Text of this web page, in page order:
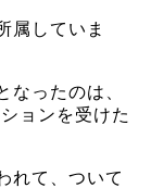
属していま
なったのは、
ョンを受けた
れて、ついて